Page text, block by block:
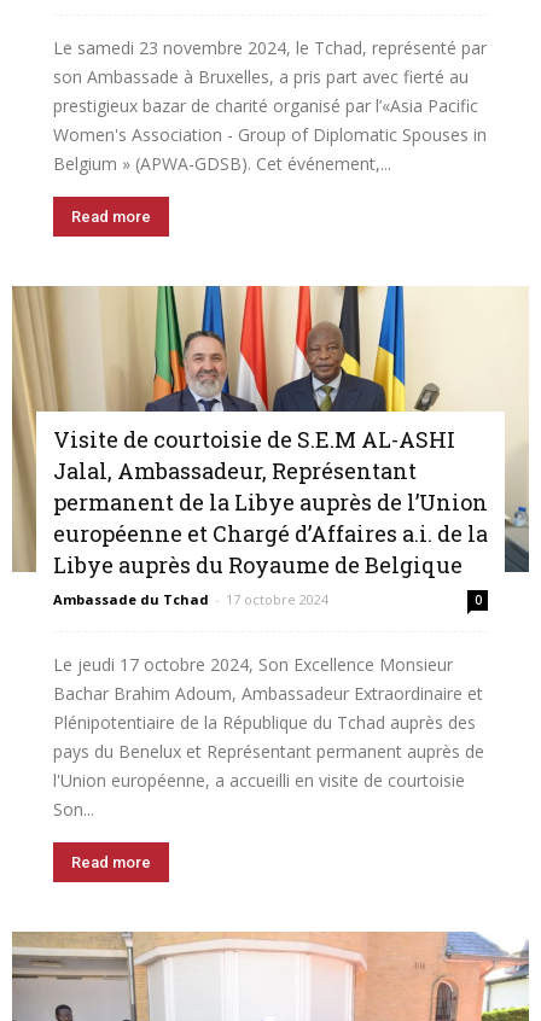
Le samedi 23 novembre 2024, le Tchad, représenté par
son Ambassade à Bruxelles, a pris part avec fierté au
prestigieux bazar de charité organisé par l’«Asia Pacific
Women's Association - Group of Diplomatic Spouses in
Belgium » (APWA-GDSB). Cet événement,...
Read more
Visite de courtoisie de S.E.M AL-ASHI
Jalal, Ambassadeur, Représentant
permanent de la Libye auprès de l’Union
européenne et Chargé d’Affaires a.i. de la
Libye auprès du Royaume de Belgique
Ambassade du Tchad - 17 octobre 2024 0
Le jeudi 17 octobre 2024, Son Excellence Monsieur
Bachar Brahim Adoum, Ambassadeur Extraordinaire et
Plénipotentiaire de la République du Tchad auprès des
pays du Benelux et Représentant permanent auprès de
l'Union européenne, a accueilli en visite de courtoisie
Son...
Read more